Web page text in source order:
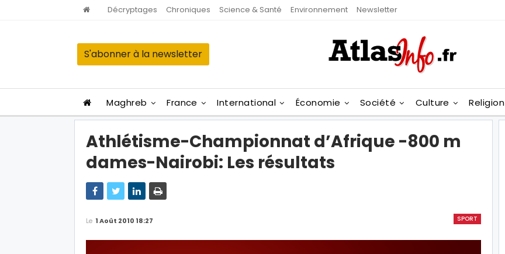
Décryptages Chroniques Science & Santé Environnement Newsletter
S'abonner à la newsletter
Maghreb France International Économie Société Culture Religion
Athlétisme-Championnat d’Afrique -800 m
dames-Nairobi: Les résultats
SPORT
Le 1 Août 2010 18:27